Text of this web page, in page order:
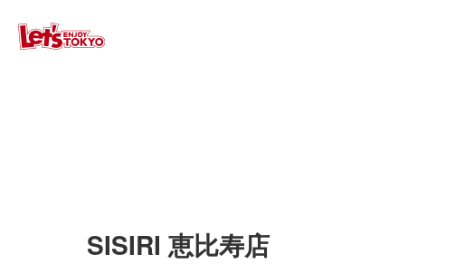
SISIRI 恵比寿店